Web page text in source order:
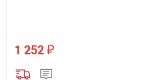
1 252 ₽